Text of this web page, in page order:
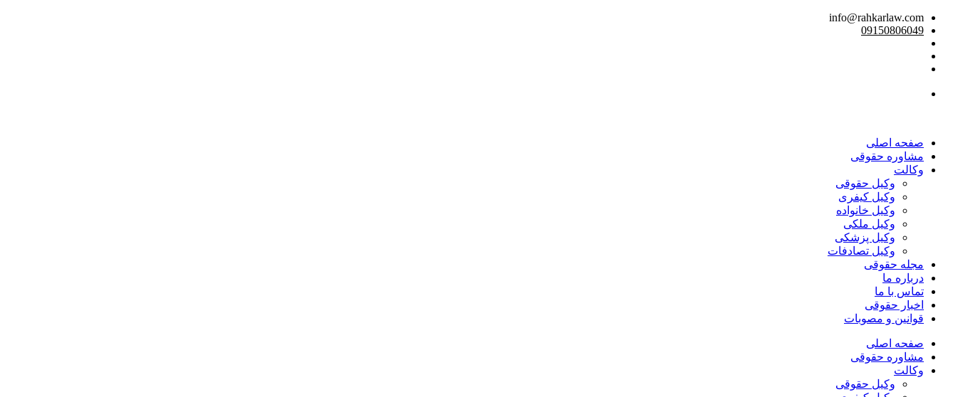
info@rahkarlaw.com
09150806049
صفحه اصلی
مشاوره حقوقی
وکالت
وکیل حقوقی
وکیل کیفری
وکیل خانواده
وکیل ملکی
وکیل پزشکی
وکیل تصادفات
مجله حقوقی
درباره ما
تماس با ما
اخبار حقوقی
قوانین و مصوبات
صفحه اصلی
مشاوره حقوقی
وکالت
وکیل حقوقی